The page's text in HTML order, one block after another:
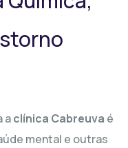
aclínica Cabreuva é
mental e outras